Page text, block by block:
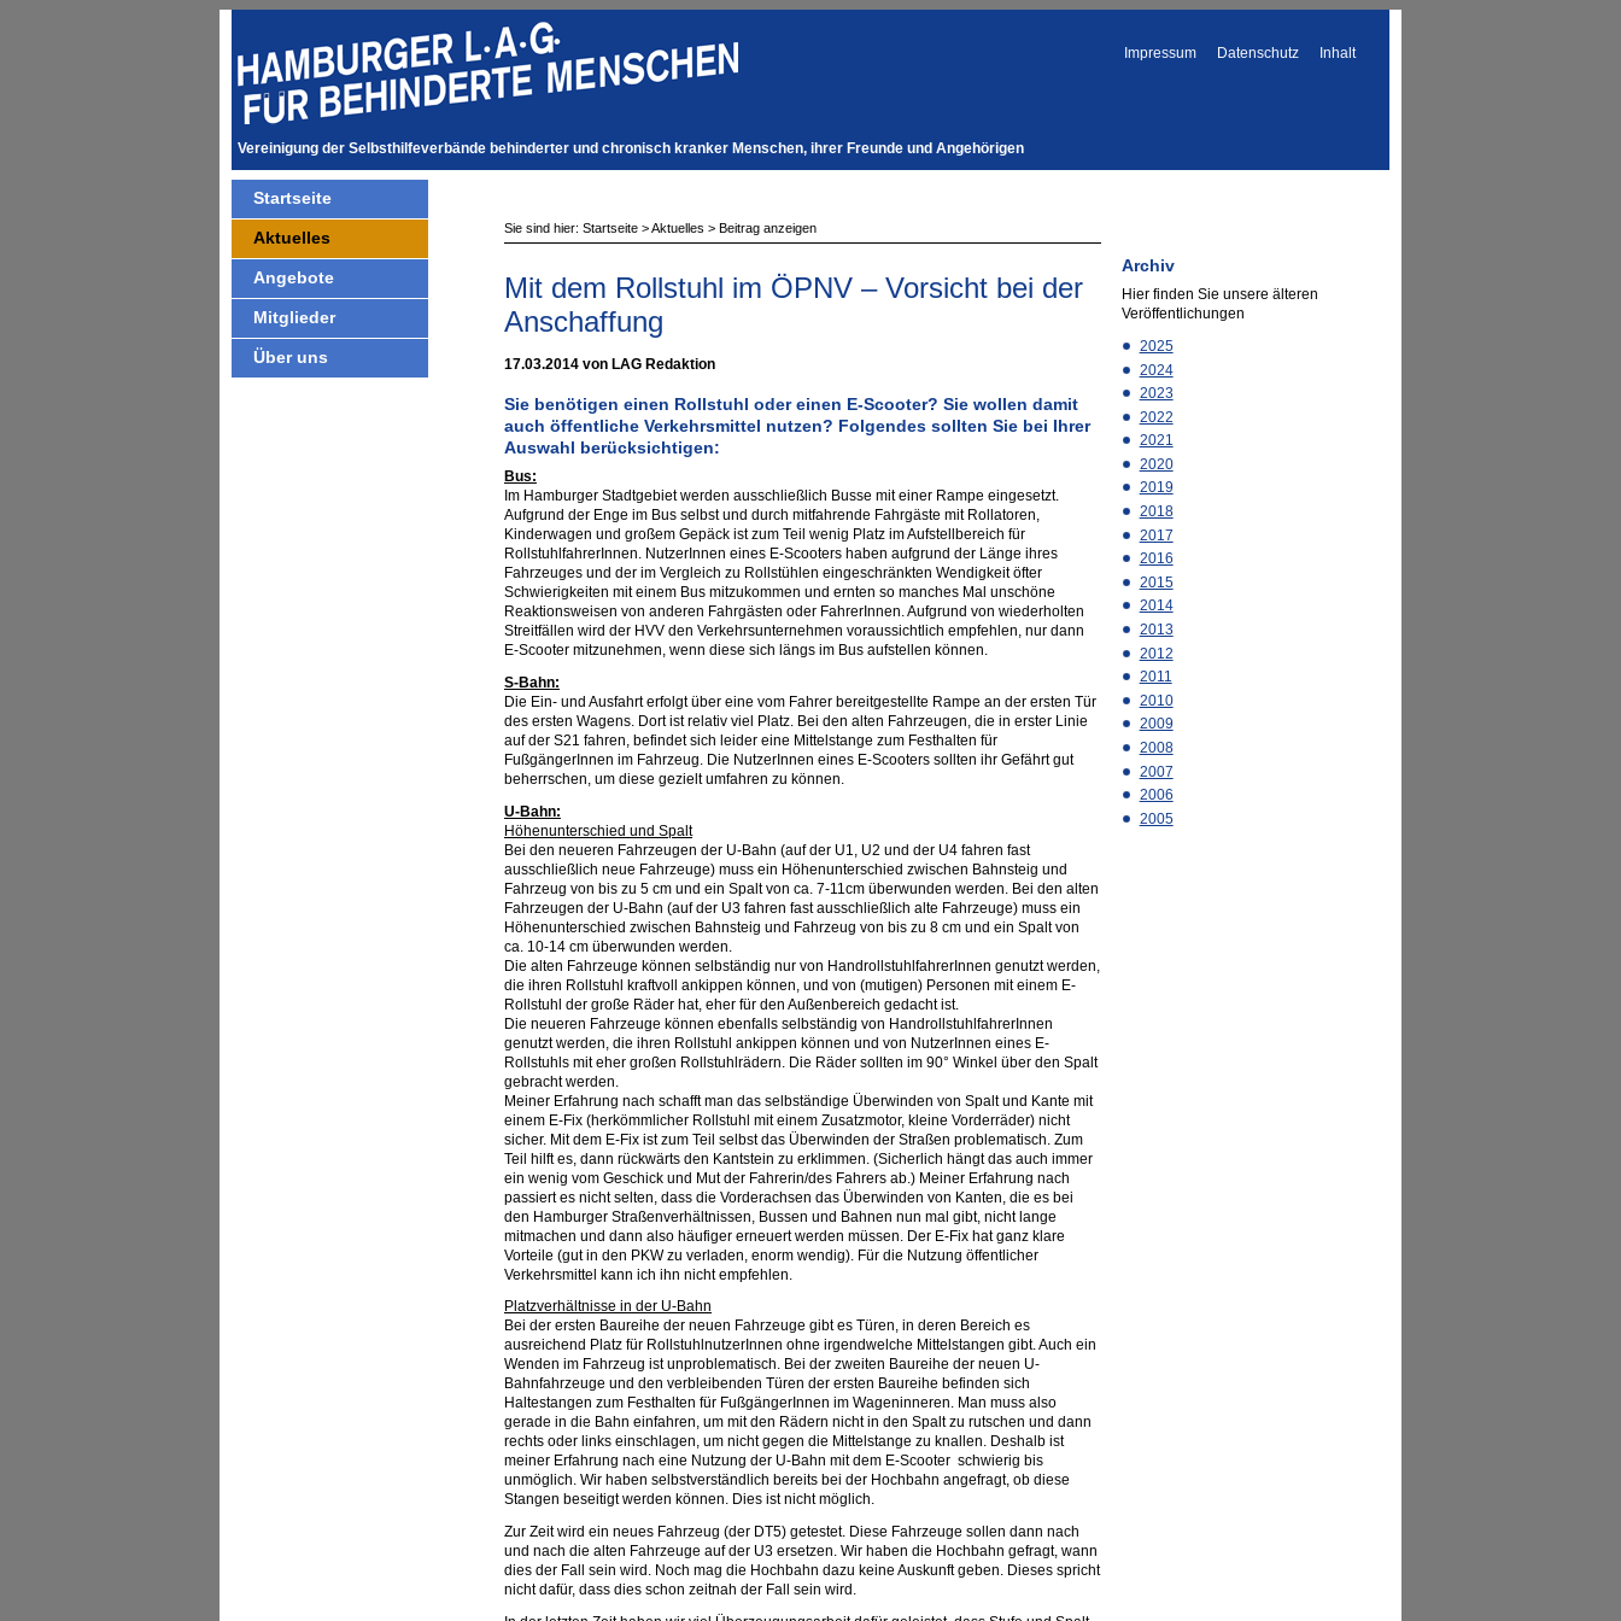
Vereinigung der Selbsthilfeverbände behinderter und chronisch kranker Menschen, ihrer Freunde und Angehörigen
Impressum Datenschutz Inhalt
Startseite
Aktuelles
Angebote
Mitglieder
Über uns
Sie sind hier: Startseite>Aktuelles > Beitrag anzeigen
Mit dem Rollstuhl im ÖPNV – Vorsicht bei der
Anschaffung
17.03.2014 von LAG Redaktion
Sie benötigen einen Rollstuhl oder einen E-Scooter? Sie wollen damit
auch öffentliche Verkehrsmittel nutzen? Folgendes sollten Sie bei Ihrer
Auswahl berücksichtigen:
Bus:
Im Hamburger Stadtgebiet werden ausschließlich Busse mit einer Rampe eingesetzt.
Aufgrund der Enge im Bus selbst und durch mitfahrende Fahrgäste mit Rollatoren,
Kinderwagen und großem Gepäck ist zum Teil wenig Platz im Aufstellbereich für
RollstuhlfahrerInnen. NutzerInnen eines E-Scooters haben aufgrund der Länge ihres
Fahrzeuges und der im Vergleich zu Rollstühlen eingeschränkten Wendigkeit öfter
Schwierigkeiten mit einem Bus mitzukommen und ernten so manches Mal unschöne
Reaktionsweisen von anderen Fahrgästen oder FahrerInnen. Aufgrund von wiederholten
Streitfällen wird der HVV den Verkehrsunternehmen voraussichtlich empfehlen, nur dann
E-Scooter mitzunehmen, wenn diese sich längs im Bus aufstellen können.
S-Bahn:
Die Ein- und Ausfahrt erfolgt über eine vom Fahrer bereitgestellte Rampe an der ersten Tür
des ersten Wagens. Dort ist relativ viel Platz. Bei den alten Fahrzeugen, die in erster Linie
auf der S21 fahren, befindet sich leider eine Mittelstange zum Festhalten für
FußgängerInnen im Fahrzeug. Die NutzerInnen eines E-Scooters sollten ihr Gefährt gut
beherrschen, um diese gezielt umfahren zu können.
U-Bahn:
Höhenunterschied und Spalt
Bei den neueren Fahrzeugen der U-Bahn (auf der U1, U2 und der U4 fahren fast
ausschließlich neue Fahrzeuge) muss ein Höhenunterschied zwischen Bahnsteig und
Fahrzeug von bis zu 5 cm und ein Spalt von ca. 7-11cm überwunden werden. Bei den alten
Fahrzeugen der U-Bahn (auf der U3 fahren fast ausschließlich alte Fahrzeuge) muss ein
Höhenunterschied zwischen Bahnsteig und Fahrzeug von bis zu 8 cm und ein Spalt von
ca. 10-14 cm überwunden werden.
Die alten Fahrzeuge können selbständig nur von HandrollstuhlfahrerInnen genutzt werden,
die ihren Rollstuhl kraftvoll ankippen können, und von (mutigen) Personen mit einem E-
Rollstuhl der große Räder hat, eher für den Außenbereich gedacht ist.
Die neueren Fahrzeuge können ebenfalls selbständig von HandrollstuhlfahrerInnen
genutzt werden, die ihren Rollstuhl ankippen können und von NutzerInnen eines E-
Rollstuhls mit eher großen Rollstuhlrädern. Die Räder sollten im 90° Winkel über den Spalt
gebracht werden.
Meiner Erfahrung nach schafft man das selbständige Überwinden von Spalt und Kante mit
einem E-Fix (herkömmlicher Rollstuhl mit einem Zusatzmotor, kleine Vorderräder) nicht
sicher. Mit dem E-Fix ist zum Teil selbst das Überwinden der Straßen problematisch. Zum
Teil hilft es, dann rückwärts den Kantstein zu erklimmen. (Sicherlich hängt das auch immer
ein wenig vom Geschick und Mut der Fahrerin/des Fahrers ab.) Meiner Erfahrung nach
passiert es nicht selten, dass die Vorderachsen das Überwinden von Kanten, die es bei
den Hamburger Straßenverhältnissen, Bussen und Bahnen nun mal gibt, nicht lange
mitmachen und dann also häufiger erneuert werden müssen. Der E-Fix hat ganz klare
Vorteile (gut in den PKW zu verladen, enorm wendig). Für die Nutzung öffentlicher
Verkehrsmittel kann ich ihn nicht empfehlen.
Platzverhältnisse in der U-Bahn
Bei der ersten Baureihe der neuen Fahrzeuge gibt es Türen, in deren Bereich es
ausreichend Platz für RollstuhlnutzerInnen ohne irgendwelche Mittelstangen gibt. Auch ein
Wenden im Fahrzeug ist unproblematisch. Bei der zweiten Baureihe der neuen U-
Bahnfahrzeuge und den verbleibenden Türen der ersten Baureihe befinden sich
Haltestangen zum Festhalten für FußgängerInnen im Wageninneren. Man muss also
gerade in die Bahn einfahren, um mit den Rädern nicht in den Spalt zu rutschen und dann
rechts oder links einschlagen, um nicht gegen die Mittelstange zu knallen. Deshalb ist
meiner Erfahrung nach eine Nutzung der U-Bahn mit dem E-Scooter schwierig bis
unmöglich. Wir haben selbstverständlich bereits bei der Hochbahn angefragt, ob diese
Stangen beseitigt werden können. Dies ist nicht möglich.
Zur Zeit wird ein neues Fahrzeug (der DT5) getestet. Diese Fahrzeuge sollen dann nach
und nach die alten Fahrzeuge auf der U3 ersetzen. Wir haben die Hochbahn gefragt, wann
dies der Fall sein wird. Noch mag die Hochbahn dazu keine Auskunft geben. Dieses spricht
nicht dafür, dass dies schon zeitnah der Fall sein wird.
Archiv
Hier finden Sie unsere älteren
Veröffentlichungen
2025
2024
2023
2022
2021
2020
2019
2018
2017
2016
2015
2014
2013
2012
2011
2010
2009
2008
2007
2006
2005